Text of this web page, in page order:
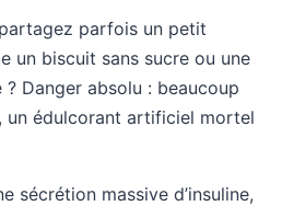
parfois un petit
un biscuit sans sucre ou une
Danger absolu : beaucoup
un édulcorant artificiel mortel
sécrétion massive d’insuline,